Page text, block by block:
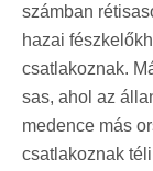
számban
hazai
csatlakoznak.
sas, ahol az
medence más
csatlakoznak